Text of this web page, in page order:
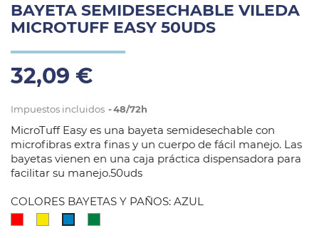
BAYETA SEMIDESECHABLE VILEDA
MICROTUFF EASY 50UDS
32,09 €
Impuestos incluidos 48/72h
MicroTuff Easy es una bayeta semidesechable con
microfibras extra finas y un cuerpo de fácil manejo. Las
bayetas vienen en una caja práctica dispensadora para
facilitar su manejo.50uds
COLORES BAYETAS Y PAÑOS: AZUL